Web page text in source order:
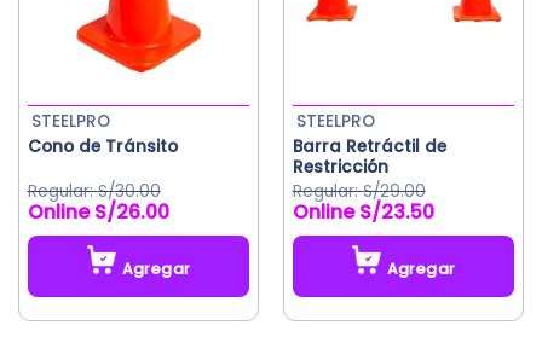
Cono de Tránsito
STEELPRO
S/30.00
S/26.00
Agregar
Barra Retráctil de
Restricción
STEELPRO
S/29.00
El
precio
original
S/29.00.
S/23.50El
precio
es:
S/23.50.
Agregar